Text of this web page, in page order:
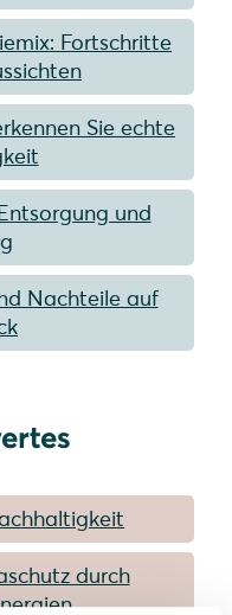
Fortschritte
Sie echte
und
Nachteile auf
durch